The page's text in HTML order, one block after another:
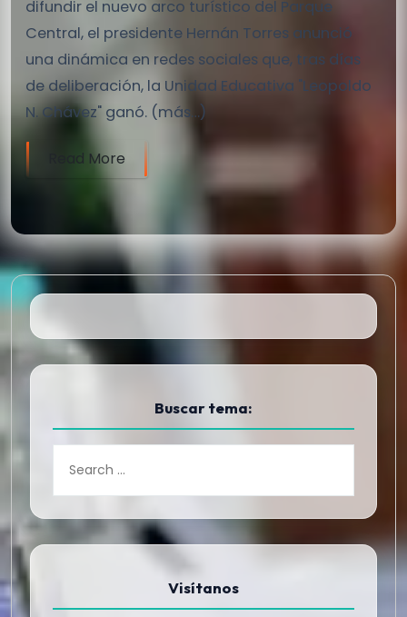
difundir el nuevo arco turístico del Parque
Central, el presidente Hernán Torres anunció
una dinámica en redes sociales que, tras días
de deliberación, la Unidad Educativa "Leopoldo
N. Chávez" ganó. (más…)
Read More
Buscar tema:
Visítanos